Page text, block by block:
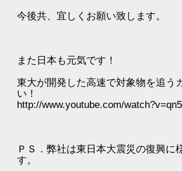
今後共、宜しくお願い致します。
また日本も元気です！
東大が開発した高速で対象物を追う
い！
http://www.youtube.com/
ＰＳ．弊社は東日本大震災の復興に
す。